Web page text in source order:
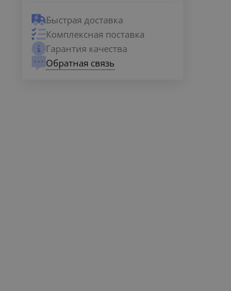
Быстрая доставка
Комплексная поставка
Гарантия качества
Обратная связь